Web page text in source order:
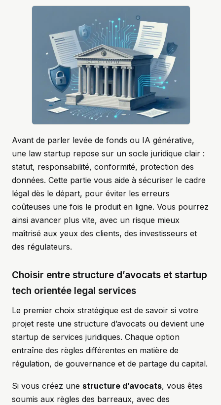
Avant de parler levée de fonds ou IA générative,
une law startup repose sur un socle juridique clair :
statut, responsabilité, conformité, protection des
données. Cette partie vous aide à sécuriser le cadre
légal dès le départ, pour éviter les erreurs
coûteuses une fois le produit en ligne. Vous pourrez
ainsi avancer plus vite, avec un risque mieux
maîtrisé aux yeux des clients, des investisseurs et
des régulateurs.
Choisir entre structure d’avocats et startup
tech orientée legal services
Le premier choix stratégique est de savoir si votre
projet reste une structure d’avocats ou devient une
startup de services juridiques. Chaque option
entraîne des règles différentes en matière de
régulation, de gouvernance et de partage du capital.
Si vous créez une structure d’avocats, vous êtes
soumis aux règles des barreaux, avec des